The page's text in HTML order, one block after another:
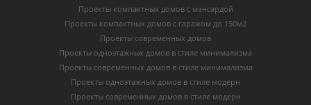
Проекты компактных домов с мансардой
Проекты компактных домов с гаражом до 150м2
Проекты современных домов
Проекты одноэтажных домов в стиле минимализма
Проекты современных домов в стиле минимализма
Проекты одноэтажных домов в стиле модерн
Проекты современных домов в стиле модерн